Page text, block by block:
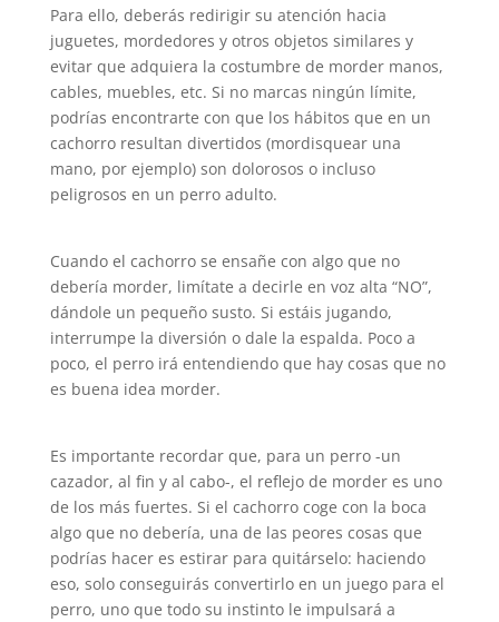
Para ello, deberás redirigir su atención hacia
juguetes, mordedores y otros objetos similares y
evitar que adquiera la costumbre de morder manos,
cables, muebles, etc. Si no marcas ningún límite,
podrías encontrarte con que los hábitos que en un
cachorro resultan divertidos (mordisquear una
mano, por ejemplo) son dolorosos o incluso
peligrosos en un perro adulto.
Cuando el cachorro se ensañe con algo que no
debería morder, limítate a decirle en voz alta “NO”,
dándole un pequeño susto. Si estáis jugando,
interrumpe la diversión o dale la espalda. Poco a
poco, el perro irá entendiendo que hay cosas que no
es buena idea morder.
Es importante recordar que, para un perro -un
cazador, al fin y al cabo-, el reflejo de morder es uno
de los más fuertes. Si el cachorro coge con la boca
algo que no debería, una de las peores cosas que
podrías hacer es estirar para quitárselo: haciendo
eso, solo conseguirás convertirlo en un juego para el
perro, uno que todo su instinto le impulsará a